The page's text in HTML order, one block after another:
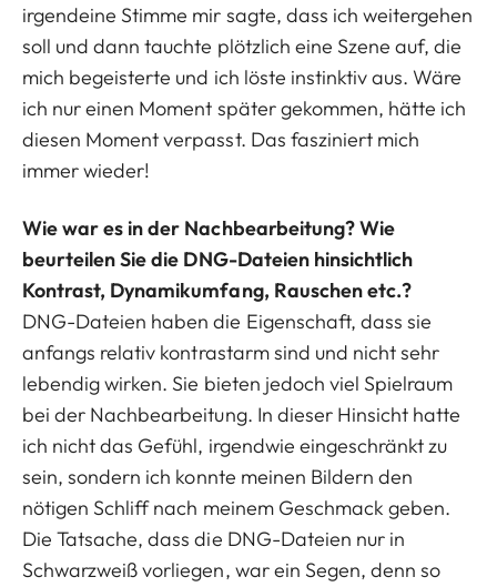
irgendeine Stimme mir sagte, dass ich weitergehen
soll und dann tauchte plötzlich eine Szene auf, die
mich begeisterte und ich löste instinktiv aus. Wäre
ich nur einen Moment später gekommen, hätte ich
diesen Moment verpasst. Das fasziniert mich
immer wieder!
Wie war es in der Nachbearbeitung? Wie
beurteilen Sie die DNG-Dateien hinsichtlich
Kontrast, Dynamikumfang, Rauschen etc.?
DNG-Dateien haben die Eigenschaft, dass sie
anfangs relativ kontrastarm sind und nicht sehr
lebendig wirken. Sie bieten jedoch viel Spielraum
bei der Nachbearbeitung. In dieser Hinsicht hatte
ich nicht das Gefühl, irgendwie eingeschränkt zu
sein, sondern ich konnte meinen Bildern den
nötigen Schliff nach meinem Geschmack geben.
Die Tatsache, dass die DNG-Dateien nur in
Schwarzweiß vorliegen, war ein Segen, denn so